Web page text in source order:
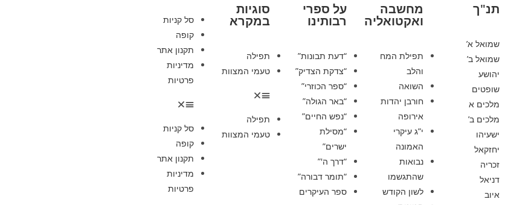
תנ"ך
שמואל א’
שמואל ב’
יהושע
שופטים
מלכים א
מלכים ב’
ישעיהו
יחזקאל
זכריה
דניאל
איוב
מחשבה
ואקטואליה
תפילת המח
והלב
השואה
חורבן יהדות
אירופה
י”ג עיקרי
האמונה
נבואות
שהתגשמו
לשון הקודש
על ספרי
רבותינו
“דעת תבונות”
“צדקת הצדיק”
“ספר הכוזרי”
“באר הגולה”
“נפש החיים”
“מסילת
ישרים”
“דרך ה'”
“תומר דבורה”
ספר העיקרים
סוגיות
במקרא
תפילה
טעמי המצוות
תפילה
טעמי המצוות
סל קניות
קופה
תקנון אתר
מדיניות
פרטיות
סל קניות
קופה
תקנון אתר
מדיניות
פרטיות